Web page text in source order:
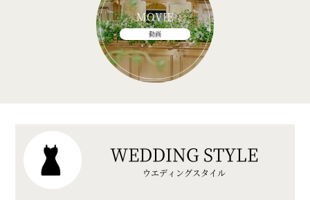
MOVIE
動画
WEDDING STYLE
ウエディングスタイル